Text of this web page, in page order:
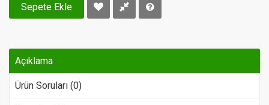
Sepete Ekle
Açıklama
Ürün Soruları (0)